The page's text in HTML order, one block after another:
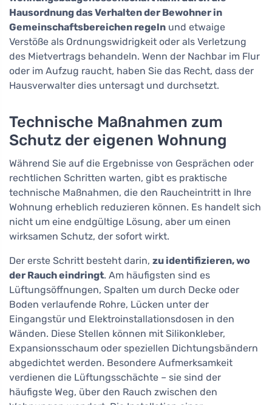
Hausordnung das Verhalten der Bewohner in
Gemeinschaftsbereichen regeln und etwaige
Verstöße als Ordnungswidrigkeit oder als Verletzung
des Mietvertrags behandeln. Wenn der Nachbar im Flur
oder im Aufzug raucht, haben Sie das Recht, dass der
Hausverwalter dies untersagt und durchsetzt.
Technische Maßnahmen zum
Schutz der eigenen Wohnung
Während Sie auf die Ergebnisse von Gesprächen oder
rechtlichen Schritten warten, gibt es praktische
technische Maßnahmen, die den Raucheintritt in Ihre
Wohnung erheblich reduzieren können. Es handelt sich
nicht um eine endgültige Lösung, aber um einen
wirksamen Schutz, der sofort wirkt.
Der erste Schritt besteht darin, zu identifizieren, wo
der Rauch eindringt. Am häufigsten sind es
Lüftungsöffnungen, Spalten um durch Decke oder
Boden verlaufende Rohre, Lücken unter der
Eingangstür und Elektroinstallationsdosen in den
Wänden. Diese Stellen können mit Silikonkleber,
Expansionsschaum oder speziellen Dichtungsbändern
abgedichtet werden. Besondere Aufmerksamkeit
verdienen die Lüftungsschächte – sie sind der
häufigste Weg, über den Rauch zwischen den